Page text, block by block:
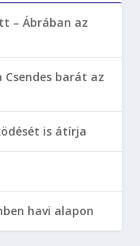
– Ábrában az
barát az
is átírja
havi alapon